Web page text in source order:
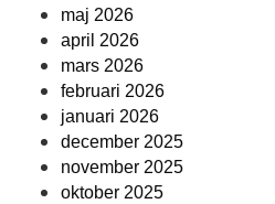
maj 2026
april 2026
mars 2026
februari 2026
januari 2026
december 2025
november 2025
oktober 2025